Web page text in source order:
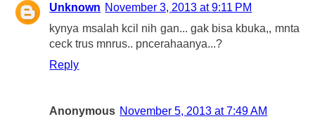
Unknown November 3, 2013 at 9:11 PM
kynya msalah kcil nih gan... gak bisa kbuka,, mnta
ceck trus mnrus.. pncerahaanya...?
Reply
Anonymous November 5, 2013 at 7:49 AM